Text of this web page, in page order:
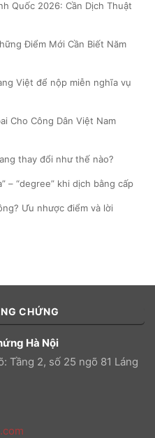
Quốc 2026: Cần Dịch Thuật
Điểm Mới Cần Biết Năm
Việt để nộp miễn nghĩa vụ
Cho Công Dân Việt Nam
thay đổi như thế nào?
– “degree” khi dịch bằng cấp
Ưu nhược điểm và lời
CHỨNG
Hà Nội
Tầng 2, số 25 ngõ 81 Láng